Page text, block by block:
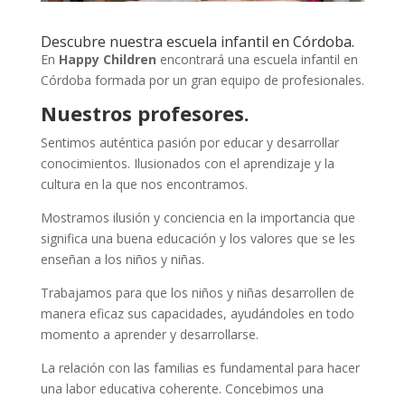
Descubre nuestra escuela infantil en Córdoba.
En Happy Children encontrará una escuela infantil en
Córdoba formada por un gran equipo de profesionales.
Nuestros profesores.
Sentimos auténtica pasión por educar y desarrollar
conocimientos. Ilusionados con el aprendizaje y la
cultura en la que nos encontramos.
Mostramos ilusión y conciencia en la importancia que
significa una buena educación y los valores que se les
enseñan a los niños y niñas.
Trabajamos para que los niños y niñas desarrollen de
manera eficaz sus capacidades, ayudándoles en todo
momento a aprender y desarrollarse.
La relación con las familias es fundamental para hacer
una labor educativa coherente. Concebimos una